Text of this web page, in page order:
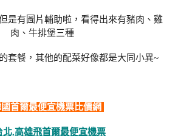
是有圖片輔助啦，看得出來有豬肉、雞
肉、牛排堡三種
套餐，其他的配菜好像都是大同小異~
首爾最便宜機票比價網
北,高雄飛首爾最便宜機票